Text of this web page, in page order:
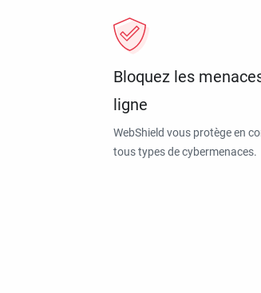
Bloquez les
ligne
WebShield vous protège en
tous types de cybermenaces.